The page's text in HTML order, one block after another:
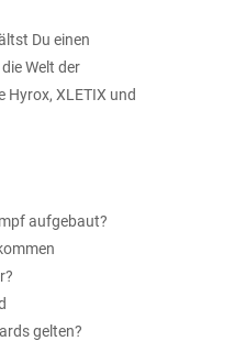
Du einen
Welt der
XLETIX und
aufgebaut?
gelten?